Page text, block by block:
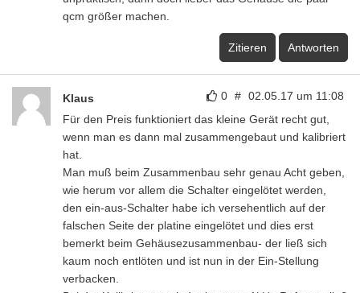
qcm größer machen.
Zitieren Antworten
0 # 02.05.17 um 11:08
Klaus
Für den Preis funktioniert das kleine Gerät recht gut,
wenn man es dann mal zusammengebaut und kalibriert
hat.
Man muß beim Zusammenbau sehr genau Acht geben,
wie herum vor allem die Schalter eingelötet werden,
den ein-aus-Schalter habe ich versehentlich auf der
falschen Seite der platine eingelötet und dies erst
bemerkt beim Gehäusezusammenbau- der ließ sich
kaum noch entlöten und ist nun in der Ein-Stellung
verbacken.